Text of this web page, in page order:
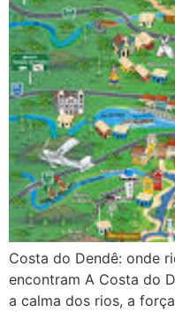
Costa do Dendê: onde
encontram A Costa do
a calma dos rios, a